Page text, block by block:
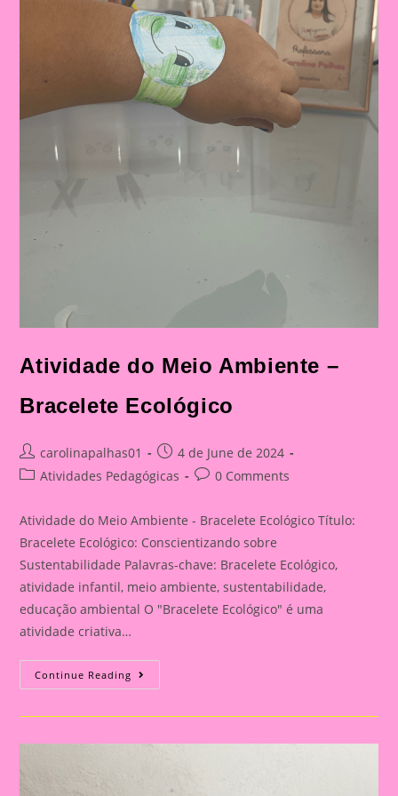
Atividade do Meio Ambiente –
Bracelete Ecológico
Post
author:
carolinapalhas01
Post
published:
4 de June de 2024
PostAtividades Pedagógicas
Post0 Comments
Atividade do Meio Ambiente - Bracelete Ecológico Título:
Bracelete Ecológico: Conscientizando sobre
Sustentabilidade Palavras-chave: Bracelete Ecológico,
atividade infantil, meio ambiente, sustentabilidade,
educação ambiental O "Bracelete Ecológico" é uma
atividade criativa…
Continue Reading Atividade
Do
Ambiente
Ecológico